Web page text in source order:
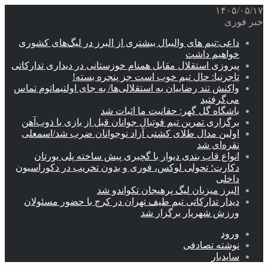
۱۴۰۵/۰۵/۱۷
خبر فوری
داعی:تیم های والیبال بیشتری از البرز در لیگ‌های کشوری
خواهیم داشت
پیروزی استقلال مقابل همنام خوزستانی در دیداری تدارکاتی
تاجرنیا: حال تیم خوب است جز پنجره بسته!
واکنش تند رضاییان به استقلالی‌ها/ به جای اولتیماتوم تماس
می‌گرفتید
باشگاه گل گهر: حقانیت ما اثبات شد
برگزاری تمرین تیم فوتبال جوانان قبل از بازی با ذوب‌آهن
اولین مدال طلای کشتی آزاد نوجوانان ضرب شد/اسمعلی
نقره‌ای شد
انواع قاب بندی دیوار با گچبری پیش ساخته پلی یورتان
دکارت؛ تحولی لوکس، فوری و بدون تخریب در دکوراسیون
داخلی
البرز میزبان لیگ پرهیجان تکواندو شد
دیدار تدارکاتی تیم طیف تهران در کرج با حضور مسئولان
ورزش شهریار برگزار شد
ورود
نوشته تصادفی
سایدبار